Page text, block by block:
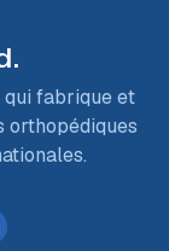
qui fabrique et
orthopédiques